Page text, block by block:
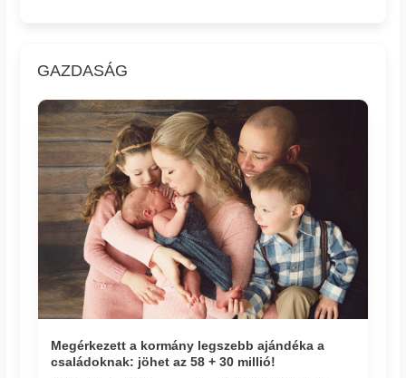
GAZDASÁG
Megérkezett a kormány legszebb ajándéka a
családoknak: jöhet az 58 + 30 millió!